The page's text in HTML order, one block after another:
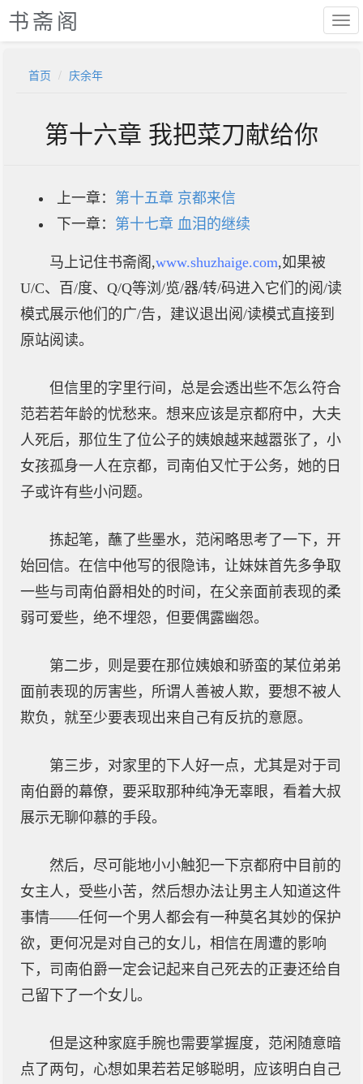
书斋阁
首页 庆余年
第十六章 我把菜刀献给你
上一章： 第十五章 京都来信
下一章： 第十七章 血泪的继续
马上记住书斋阁,www.shuzhaige.com,如果被
U/C、百/度、Q/Q等浏/览/器/转/码进入它们的阅/读
模式展示他们的广/告，建议退出阅/读模式直接到
原站阅读。
但信里的字里行间，总是会透出些不怎么符合
范若若年龄的忧愁来。想来应该是京都府中，大夫
人死后，那位生了位公子的姨娘越来越嚣张了，小
女孩孤身一人在京都，司南伯又忙于公务，她的日
子或许有些小问题。
拣起笔，蘸了些墨水，范闲略思考了一下，开
始回信。在信中他写的很隐讳，让妹妹首先多争取
一些与司南伯爵相处的时间，在父亲面前表现的柔
弱可爱些，绝不埋怨，但要偶露幽怨。
第二步，则是要在那位姨娘和骄蛮的某位弟弟
面前表现的厉害些，所谓人善被人欺，要想不被人
欺负，就至少要表现出来自己有反抗的意愿。
第三步，对家里的下人好一点，尤其是对于司
南伯爵的幕僚，要采取那种纯净无辜眼，看着大叔
展示无聊仰慕的手段。
然后，尽可能地小小触犯一下京都府中目前的
女主人，受些小苦，然后想办法让男主人知道这件
事情——任何一个男人都会有一种莫名其妙的保护
欲，更何况是对自己的女儿，相信在周遭的影响
下，司南伯爵一定会记起来自己死去的正妻还给自
己留下了一个女儿。
但是这种家庭手腕也需要掌握度，范闲随意暗
点了两句，心想如果若若足够聪明，应该明白自己